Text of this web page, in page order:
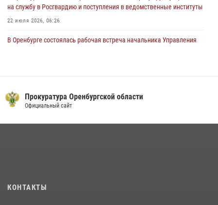
на службу в Росгвардию и поступления в ведомственные институты
22 июля 2026, 06:26
В Оренбурге состоялась рабочая встреча начальника Управления
Росгвардейцы Оренбургской области проверили готовность детских
образовательных учреждений к новому учебному году
Прокуратура Оренбургской области
Официальный сайт
КОНТАКТЫ